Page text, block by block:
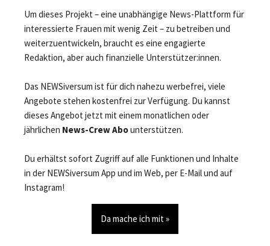
Um dieses Projekt – eine unabhängige News-Plattform für
interessierte Frauen mit wenig Zeit – zu betreiben und
weiterzuentwickeln, braucht es eine engagierte
Redaktion, aber auch finanzielle Unterstützer:innen.
Das NEWSiversum ist für dich nahezu werbefrei, viele
Angebote stehen kostenfrei zur Verfügung. Du kannst
dieses Angebot jetzt mit einem monatlichen oder
jährlichen News-Crew Abounterstützen.
Du erhältst sofort Zugriff auf alle Funktionen und Inhalte
in der NEWSiversum App und im Web, per E-Mail und auf
Instagram!
Da mache ich mit »